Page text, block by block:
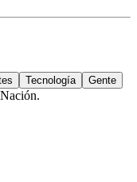
Tecnología Gente
Nación.